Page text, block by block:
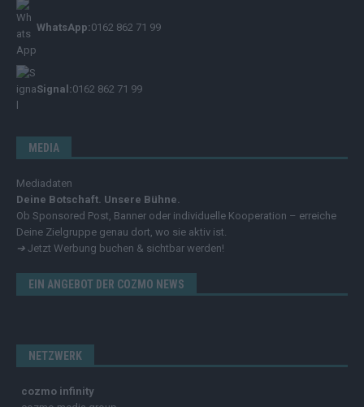
WhatsApp:0162 862 71 99
Signal:0162 862 71 99
MEDIA
Mediadaten
Deine Botschaft. Unsere Bühne.
Ob Sponsored Post, Banner oder individuelle Kooperation – erreiche
Deine Zielgruppe genau dort, wo sie aktiv ist.
➔ Jetzt Werbung buchen & sichtbar werden!
EIN ANGEBOT DER COZMO NEWS
NETZWERK
cozmo infinity